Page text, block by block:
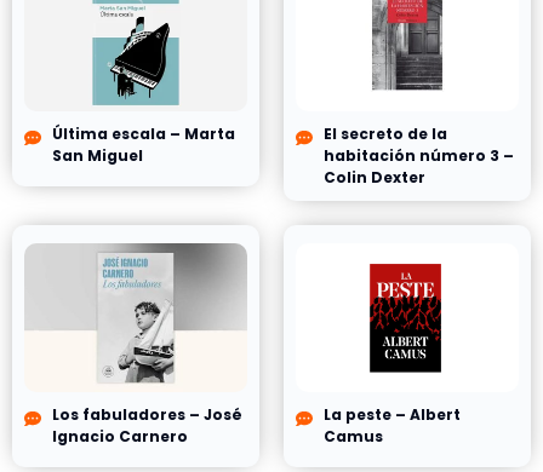
Última escala – Marta
San Miguel
El secreto de la
habitación número 3 –
Colin Dexter
Los fabuladores – José
Ignacio Carnero
La peste – Albert
Camus